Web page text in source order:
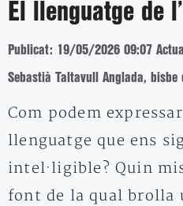
El llenguatge de
Publicat: 19/05/2026 09:07
Sebastià Taltavull Anglada, bisbe
Com podem
llenguatge que ens
intel·ligible? Quin
font de la qual